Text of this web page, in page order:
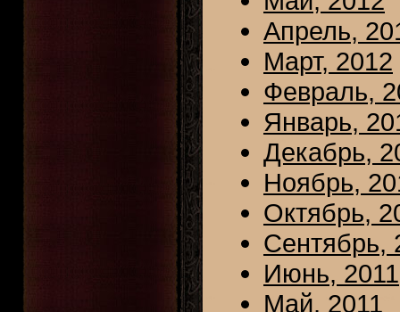
Апрель,
Март, 2012
Февраль,
Январь,
Декабрь,
Ноябрь,
Октябрь,
Сентябрь,
Июнь, 2011
Май, 2011